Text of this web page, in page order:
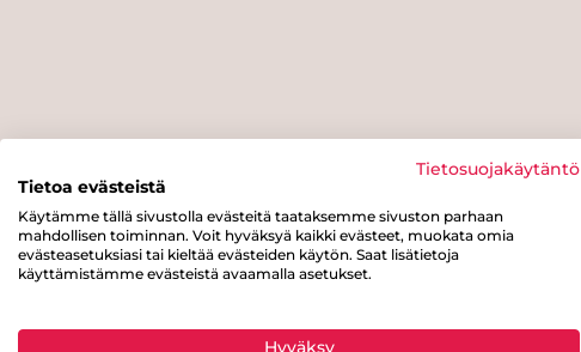
Tietosuojakäytäntö
Tietoa evästeistä
Käytämme tällä sivustolla evästeitä taataksemme sivuston parhaan
mahdollisen toiminnan. Voit hyväksyä kaikki evästeet, muokata omia
evästeasetuksiasi tai kieltää evästeiden käytön. Saat lisätietoja
käyttämistämme evästeistä avaamalla asetukset.
Hyväksy